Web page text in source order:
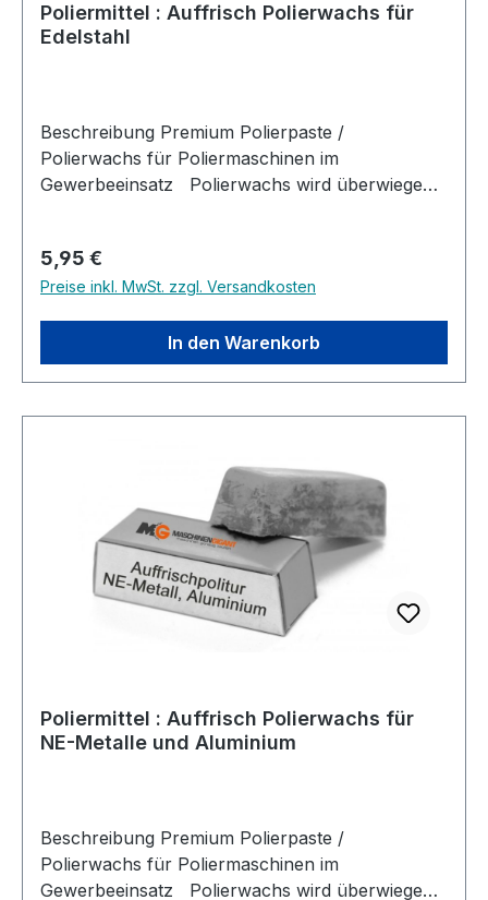
Poliermittel : Auffrisch Polierwachs für
Edelstahl
Beschreibung Premium Polierpaste /
Polierwachs für Poliermaschinen im
Gewerbeeinsatz Polierwachs wird überwiegend
u.s.w.) genutzt. Es dient zum einen den beim
schärfen entstehenden Grat am Werkstück zu
entfernen und zum anderen soll darüber hinaus
auch die Güte der Oberfläche bearbeitet
werden. So dient Polierwachs auf der einen
vorwiegend dazu eine möglichst scharfe
oder Silber steht jedoch die Oberflächenstruktur
- vorwiegend der Glanz - im Vordergrund.
Regulärer Preis:
5,95 €
Preise inkl. MwSt. zzgl. Versandkosten
In den Warenkorb
Poliermittel : Auffrisch Polierwachs für
NE-Metalle und Aluminium
Beschreibung Premium Polierpaste /
Polierwachs für Poliermaschinen im
Gewerbeeinsatz Polierwachs wird überwiegend